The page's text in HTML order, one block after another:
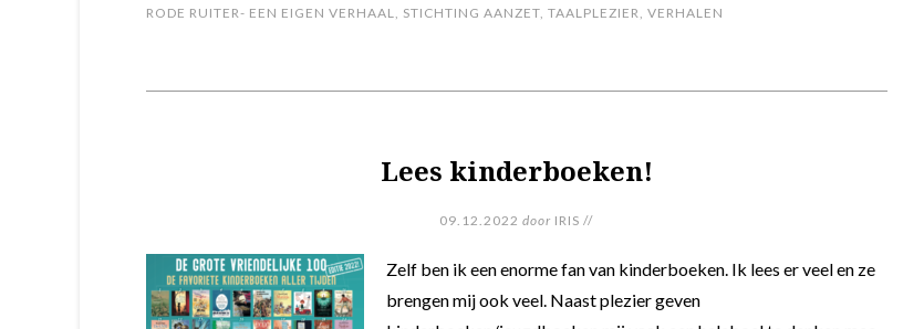
RODE RUITER- EEN EIGEN VERHAAL, STICHTING AANZET, TAALPLEZIER, VERHALEN
Lees kinderboeken!
09.12.2022 door IRIS //
Zelf ben ik een enorme fan van kinderboeken. Ik lees er veel en ze
brengen mij ook veel. Naast plezier geven